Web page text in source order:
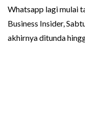
Whatsapp lagi mulai
Business Insider,
akhirnya ditunda